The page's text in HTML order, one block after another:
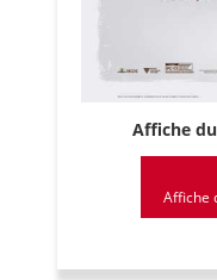
Affiche
Affiche